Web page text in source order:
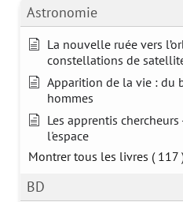
Astronomie
La nouvelle ruée vers
constellations de
Apparition de la vie : du
hommes
Les apprentis
l'espace
Montrer tous les livres ( 117
BD